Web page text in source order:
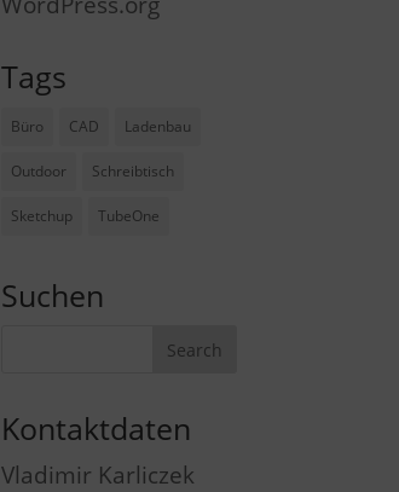
Tags
Büro CAD Ladenbau
Outdoor Schreibtisch
Sketchup TubeOne
Suchen
Kontaktdaten
Vladimir Karliczek